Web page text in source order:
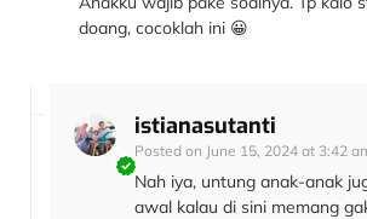
doang, cocoklah ini 😀
istianasutanti
Posted on June 15, 2024 at 3:42
Nah iya, untung anak-anak
awal kalau di sini memang